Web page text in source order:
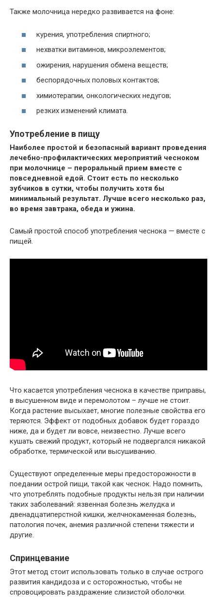
Также молочница нередко развивается на фоне:
курения, употребления спиртного;
нехватки витаминов, микроэлементов;
ожирения, нарушения обмена веществ;
беспорядочных половых контактов;
химиотерапии, онкологических недугов;
резких изменений климата.
Употребление в пищу
Наиболее простой и безопасный вариант проведения
лечебно-профилактических мероприятий чесноком
при молочнице – пероральный прием вместе с
повседневной едой. Стоит есть по несколько
зубчиков в сутки, чтобы получить хотя бы
минимальный результат. Лучше всего несколько раз,
во время завтрака, обеда и ужина.
Самый простой способ употребления чеснока — вместе с
пищей.
Что касается употребления чеснока в качестве приправы,
в высушенном виде и перемолотом – лучше не стоит.
Когда растение высыхает, многие полезные свойства его
теряются. Эффект от подобных добавок будет гораздо
ниже, да и будет ли вовсе, неизвестно. Лучше всего
кушать свежий продукт, который не подвергался никакой
обработке, термической или высушиванию.
Существуют определенные меры предосторожности в
поедании острой пищи, такой как чеснок. Надо помнить,
что употреблять подобные продукты нельзя при наличии
таких заболеваний: язвенная болезнь желудка и
двенадцатиперстной кишки, желчнокаменная болезнь,
патология почек, анемия различной степени тяжести и
другие.
Спринцевание
Этот метод стоит использовать только в случае острого
развития кандидоза и с осторожностью, чтобы не
спровоцировать раздражение слизистой оболочки.